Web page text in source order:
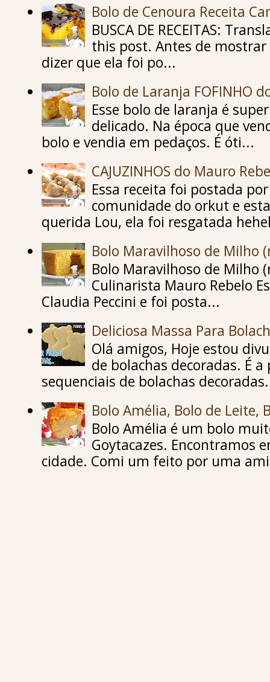
Bolo de Cenoura Receita
BUSCA DE RECEITAS:
this post. Antes de mostrar
dizer que ela foi po...
Bolo de Laranja FOFINHO
Esse bolo de laranja é
delicado. Na época que
bolo e vendia em pedaços. É óti...
CAJUZINHOS do Mauro
Essa receita foi postada
comunidade do orkut e
querida Lou, ela foi resgatada
Bolo Maravilhoso de Milho
Bolo Maravilhoso de Milho
Culinarista Mauro Rebelo
Claudia Peccini e foi posta...
Deliciosa Massa Para
Olá amigos, Hoje estou
de bolachas decoradas. É
sequenciais de bolachas
Bolo Amélia, Bolo de Leite,
Bolo Amélia é um bolo
Goytacazes. Encontramos
cidade. Comi um feito por uma